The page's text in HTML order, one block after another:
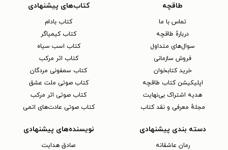
طاقچه
تماس با ما
دربارهٔ طاقچه
سوال‌های متداول
فروش سازمانی
خرید کتابخوان
اپلیکیشن کتاب طاقچه
هدیه اشتراک بی‌نهایت
مجلهٔ معرفی و نقد کتاب
کتاب‌های پیشنهادی
کتاب بادام
کتاب کیمیاگر
کتاب اسب سیاه
کتاب اثر مرکب
کتاب سمفونی مردگان
کتاب صوتی ملت عشق
کتاب صوتی اثر مرکب
کتاب صوتی عادت‌های اتمی
دسته بندی پیشنهادی
رمان عاشقانه
نویسنده‌های پیشنهادی
صادق هدایت